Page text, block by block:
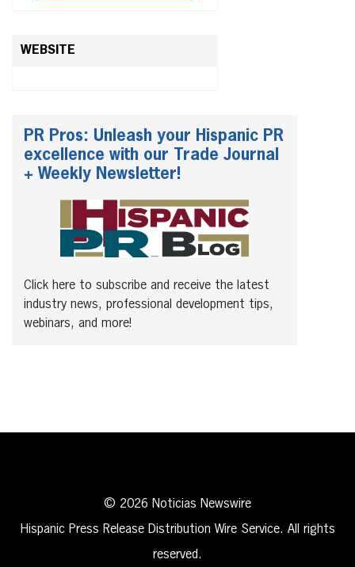
WEBSITE
PR Pros: Unleash your Hispanic PR
excellence with our Trade Journal
+ Weekly Newsletter!
Click here to subscribe and receive the latest
industry news, professional development tips,
webinars, and more!
© 2026 Noticias Newswire
Hispanic Press Release Distribution Wire Service. All rights
reserved.